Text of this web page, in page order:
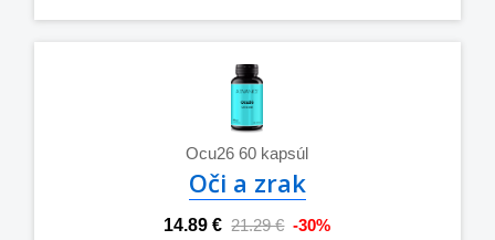
Ocu26 60 kapsúl
Oči a zrak
14.89 € 21.29 € -30%